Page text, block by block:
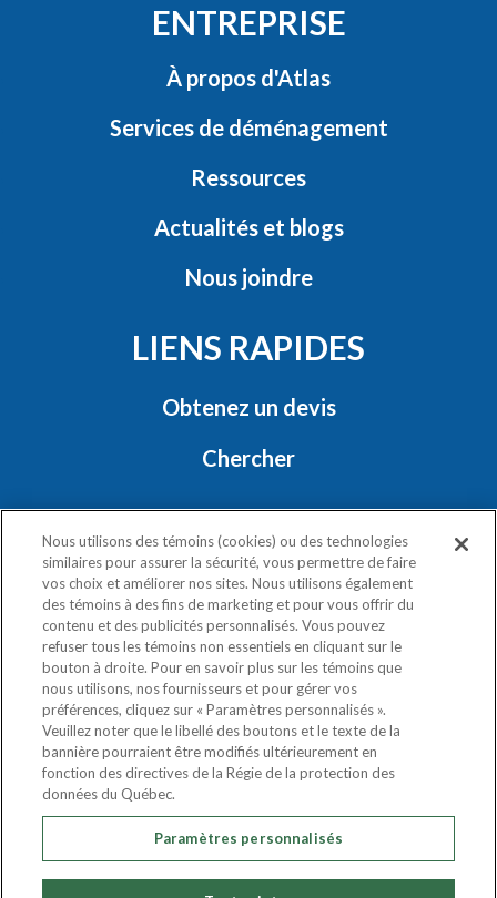
ENTREPRISE
À propos d'Atlas
Services de déménagement
Ressources
Actualités et blogs
Nous joindre
LIENS RAPIDES
Obtenez un devis
Chercher
RESTONS EN CONTACT
Politique de confidentialité
Exercez vos droits
COPYRIGHT © 2020
ATLAS VAN LINES (CANADA) LTD.
TOUS LES DROITS SONT RÉSERVÉS.
Nous utilisons des témoins (cookies) ou des technologies
similaires pour assurer la sécurité, vous permettre de faire
vos choix et améliorer nos sites. Nous utilisons également
des témoins à des fins de marketing et pour vous offrir du
contenu et des publicités personnalisés. Vous pouvez
refuser tous les témoins non essentiels en cliquant sur le
bouton à droite. Pour en savoir plus sur les témoins que
nous utilisons, nos fournisseurs et pour gérer vos
préférences, cliquez sur « Paramètres personnalisés ».
Veuillez noter que le libellé des boutons et le texte de la
bannière pourraient être modifiés ultérieurement en
fonction des directives de la Régie de la protection des
données du Québec.
Paramètres personnalisés